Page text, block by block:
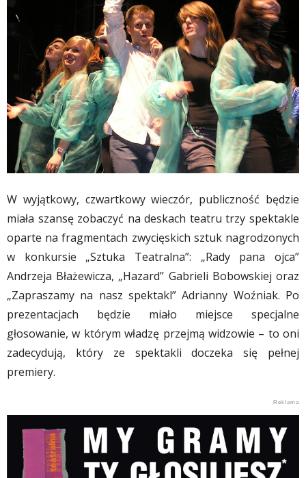
W wyjątkowy, czwartkowy wieczór, publiczność będzie
miała szansę zobaczyć na deskach teatru trzy spektakle
oparte na fragmentach zwycięskich sztuk nagrodzonych
w konkursie „Sztuka Teatralna”: „Rady pana ojca”
Andrzeja Błażewicza, „Hazard” Gabrieli Bobowskiej oraz
„Zapraszamy na nasz spektakl” Adrianny Woźniak. Po
prezentacjach będzie miało miejsce specjalne
głosowanie, w którym władzę przejmą widzowie – to oni
zadecydują, który ze spektakli doczeka się pełnej
premiery.